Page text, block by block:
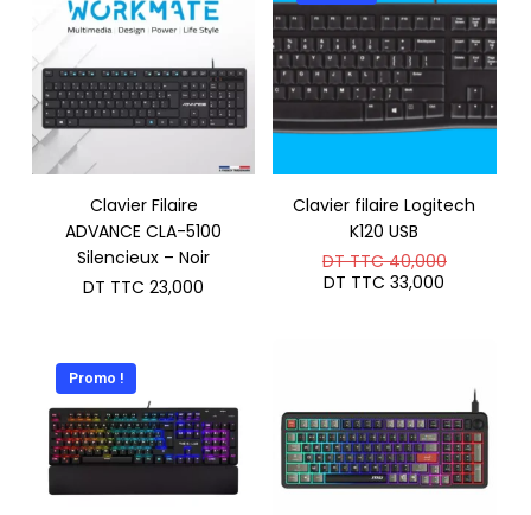
Clavier Filaire
ADVANCE CLA-5100
Silencieux – Noir
DT TTC 23,000
Clavier filaire Logitech
K120 USB
DT TTC40,000Le
DT TTC 33,000
Promo !